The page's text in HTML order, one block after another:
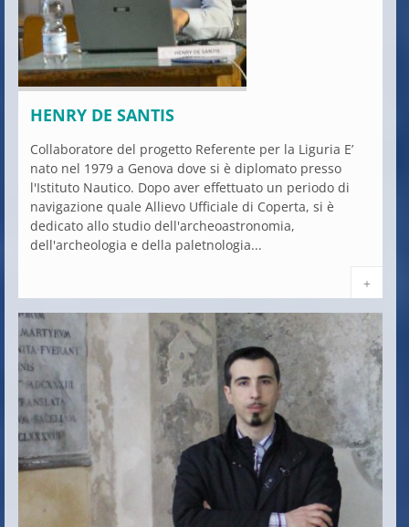
HENRY DE SANTIS
Collaboratore del progetto Referente per la Liguria E’
nato nel 1979 a Genova dove si è diplomato presso
l'Istituto Nautico. Dopo aver effettuato un periodo di
navigazione quale Allievo Ufficiale di Coperta, si è
dedicato allo studio dell'archeoastronomia,
dell'archeologia e della paletnologia...
+